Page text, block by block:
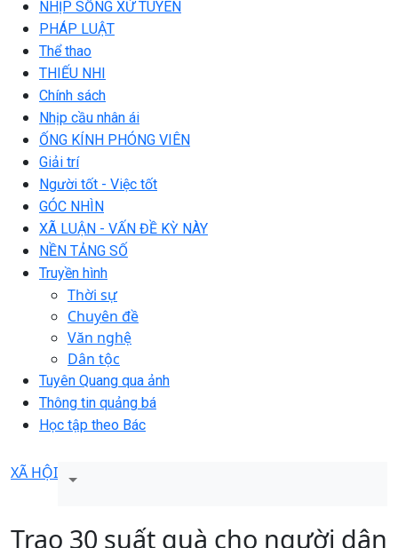
NHỊP SỐNG XỨ TUYÊN
PHÁP LUẬT
Thể thao
THIẾU NHI
Chính sách
Nhịp cầu nhân ái
ỐNG KÍNH PHÓNG VIÊN
Giải trí
Người tốt - Việc tốt
GÓC NHÌN
XÃ LUẬN - VẤN ĐỀ KỲ NÀY
NỀN TẢNG SỐ
Truyền hình
Thời sự
Chuyên đề
Văn nghệ
Dân tộc
Tuyên Quang qua ảnh
Thông tin quảng bá
Học tập theo Bác
XÃ HỘI
Trao 30 suất quà cho người dân